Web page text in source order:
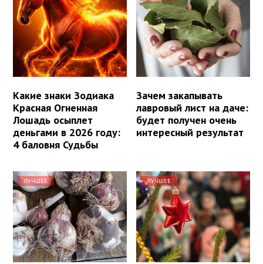
Какие знаки Зодиака
Красная Огненная
Лошадь осыплет
деньгами в 2026 году:
4 баловня Судьбы
Зачем закапывать
лавровый лист на даче:
будет получен очень
интересный результат
ЛУЧШЕЕ ЛУЧШЕЕ